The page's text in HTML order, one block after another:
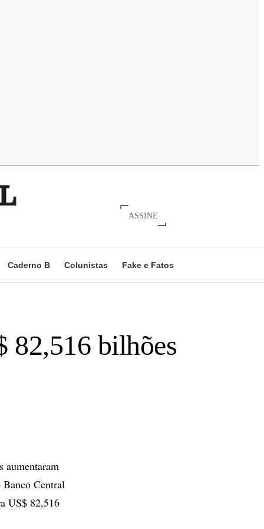
ASSINE
Caderno B Colunistas Fake e Fatos
82,516 bilhões
aumentaram
Central
US$ 82,516